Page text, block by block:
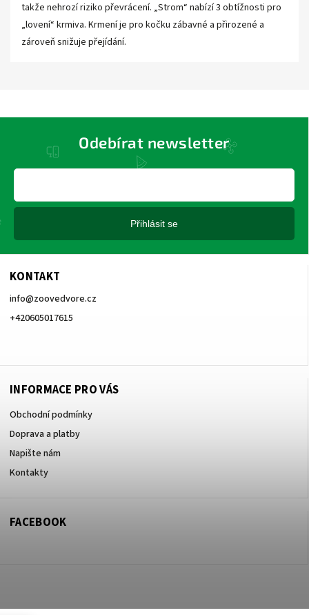
takže nehrozí riziko převrácení. „Strom“ nabízí 3 obtížnosti pro
„lovení“ krmiva. Krmení je pro kočku zábavné a přirozené a
zároveň snižuje přejídání.
KONTAKT
info@zoovedvore.cz
+420605017615
INFORMACE PRO VÁS
Obchodní podmínky
Doprava a platby
Napište nám
Kontakty
Odebírat newsletter
Přihlásit se
FACEBOOK